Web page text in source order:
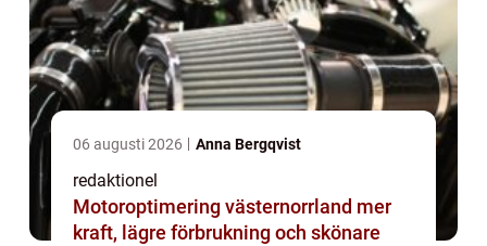
06 augusti 2026 Anna Bergqvist
redaktionel
Motoroptimering västernorrland mer
kraft, lägre förbrukning och skönare